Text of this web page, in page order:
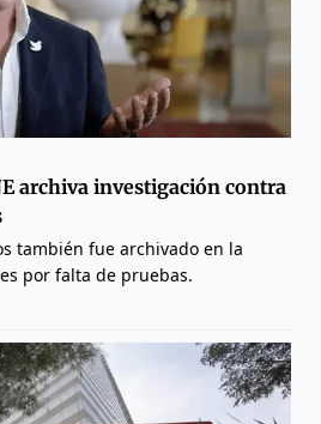
archiva investigación contra
también fue archivado en la
por falta de pruebas.